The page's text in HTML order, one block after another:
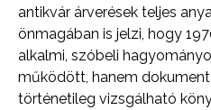
antikvár árverések teljes
önmagában is jelzi, hogy
alkalmi, szóbeli
működött, hanem
történetileg vizsgálható